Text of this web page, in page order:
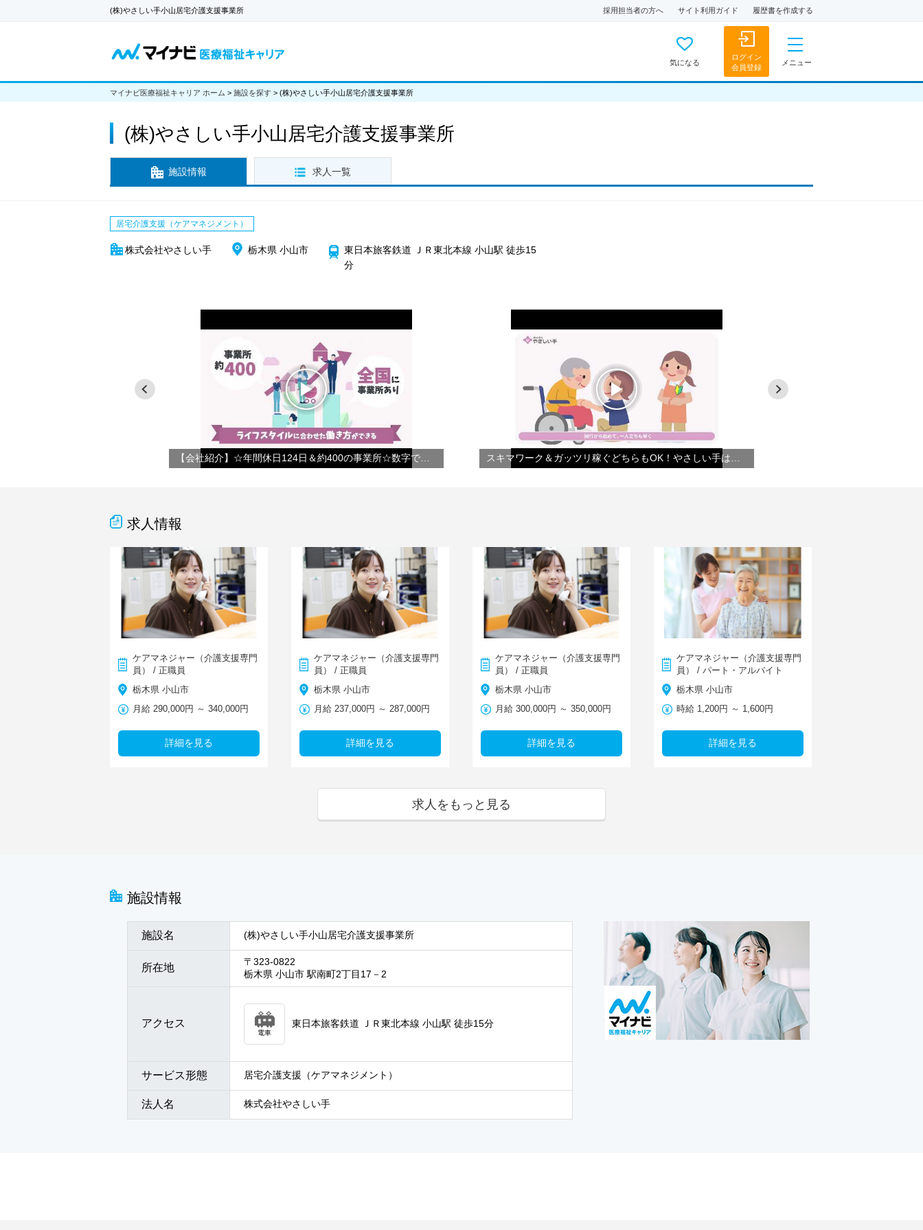
(株)やさしい手小山居宅介護支援事業所 採用担当者の方へ サイト利用ガイド 履歴書を作成する
気になる
ログイン
会員登録
メニュー
マイナビ医療福祉キャリア ホーム > 施設を探す > (株)やさしい手小山居宅介護支援事業所
(株)やさしい手小山居宅介護支援事業所
施設情報 求人一覧
居宅介護支援（ケアマネジメント）
株式会社やさしい手 栃木県 小山市
東日本旅客鉄道 ＪＲ東北本線 小山駅 徒歩15
分
求人情報
ケアマネジャー（介護支援専門
員） / 正職員
栃木県 小山市
月給 290,000円 ～ 340,000円
詳細を見る
ケアマネジャー（介護支援専門
員） / 正職員
栃木県 小山市
月給 237,000円 ～ 287,000円
詳細を見る
ケアマネジャー（介護支援専門
員） / 正職員
栃木県 小山市
月給 300,000円 ～ 350,000円
詳細を見る
ケアマネジャー（介護支援専門
員） / パート・アルバイト
栃木県 小山市
時給 1,200円 ～ 1,600円
詳細を見る
求人をもっと見る
施設情報
施設名 (株)やさしい手小山居宅介護支援事業所
所在地
〒323-0822
栃木県 小山市 駅南町2丁目17－2
アクセス
電車
東日本旅客鉄道 ＪＲ東北本線 小山駅 徒歩15分
サービス形態 居宅介護支援（ケアマネジメント）
法人名 株式会社やさしい手